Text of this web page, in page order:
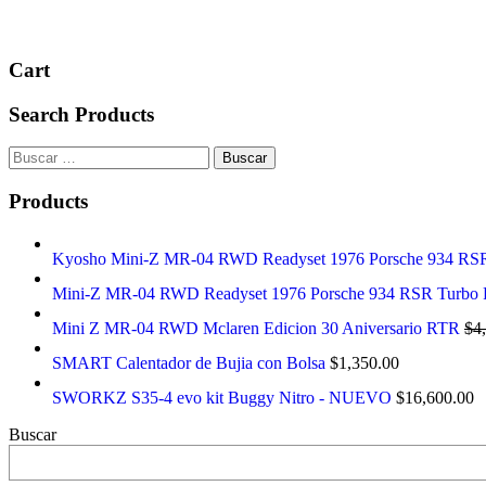
Cart
Search Products
Buscar:
Products
Kyosho Mini-Z MR-04 RWD Readyset 1976 Porsche 934
Mini-Z MR-04 RWD Readyset 1976 Porsche 934 RSR Turbo
Mini Z MR-04 RWD Mclaren Edicion 30 Aniversario RTR $
SMART Calentador de Bujia con Bolsa $1,350.00
SWORKZ S35-4 evo kit Buggy Nitro - NUEVO $16,600.00
Buscar